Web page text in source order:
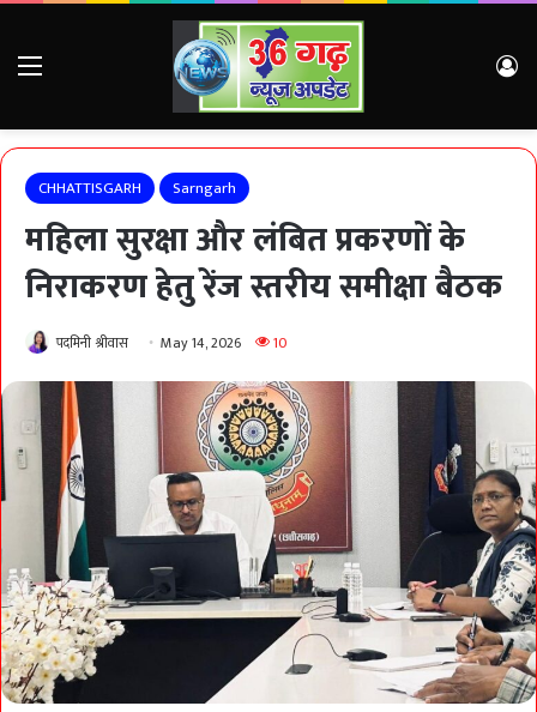
Menu
CHHATTISGARH Sarngarh
महिला सुरक्षा और लंबित प्रकरणों के
निराकरण हेतु रेंज स्तरीय समीक्षा बैठक
पदमिनी श्रीवास May 14, 2026 10